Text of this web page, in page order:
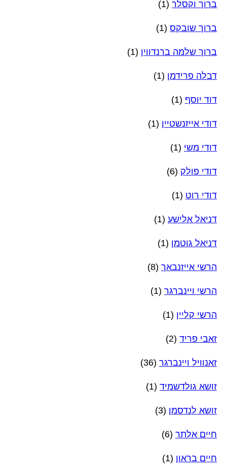
ברוך וקסלר (1)
ברוך שובקס (1)
ברוך שלמה ברנדווין (1)
דבלה פרידמן (1)
דוד יוסף (1)
דודי אייזנשטיין (1)
דודי משי (1)
דודי פולק (6)
דודי רוט (1)
דניאל אלישע (1)
דניאל גוטמן (1)
הרשי אייזנבאך (8)
הרשי ויינברגר (1)
הרשי קליין (1)
זאבי פריד (2)
זאנוויל ויינברגר (36)
זושא גולדשמיד (1)
זושא לנדסמן (3)
חיים אלתר (6)
חיים בראון (1)